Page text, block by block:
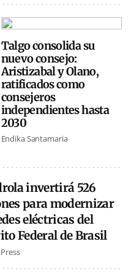
Talgo consolida su
nuevo consejo:
Aristizabal y Olano,
ratificados como
consejeros
independientes hasta
2030
Endika Santamaria
invertirá 526
para modernizar
eléctricas del
Federal de Brasil